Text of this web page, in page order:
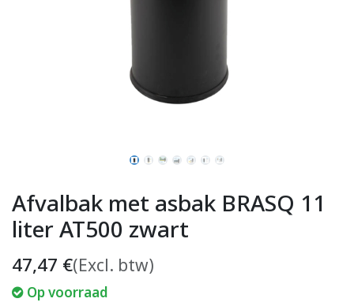
Afvalbak met asbak BRASQ 11
liter AT500 zwart
47,47 €(Excl. btw)
Op voorraad